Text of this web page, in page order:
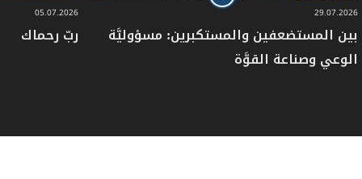
29.07.2026
بين المستضعفين والمستكبرين: مسؤوليَّة
الوعي وصناعة القوَّة
05.07.2026
ربّ رحماك